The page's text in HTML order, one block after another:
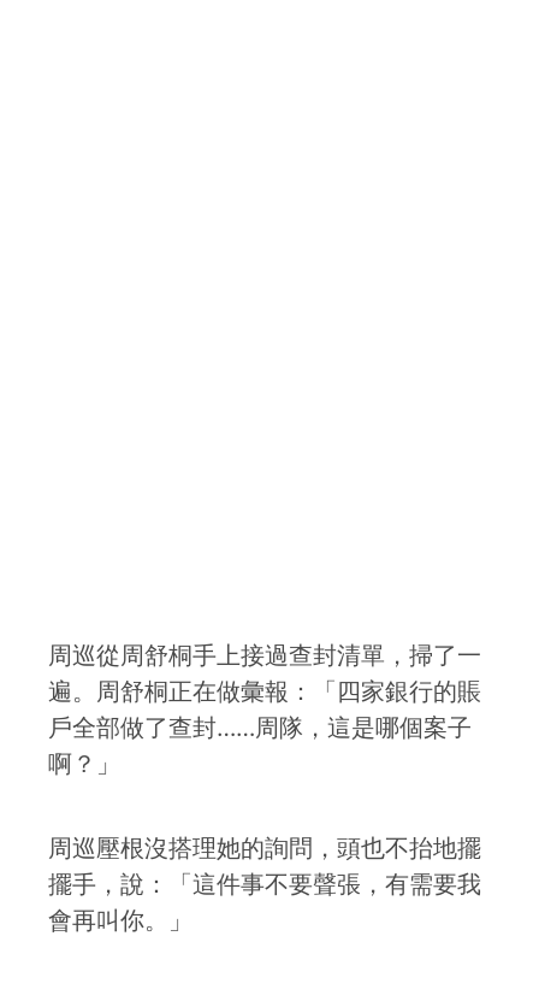
周巡從周舒桐手上接過查封清單，掃了一
遍。周舒桐正在做彙報：「四家銀行的賬
戶全部做了查封……周隊，這是哪個案子
啊？」
周巡壓根沒搭理她的詢問，頭也不抬地擺
擺手，說：「這件事不要聲張，有需要我
會再叫你。」